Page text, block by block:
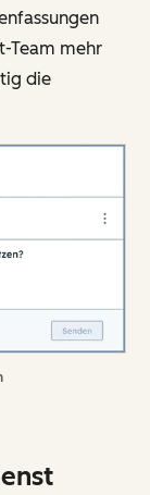
Team mehr
die